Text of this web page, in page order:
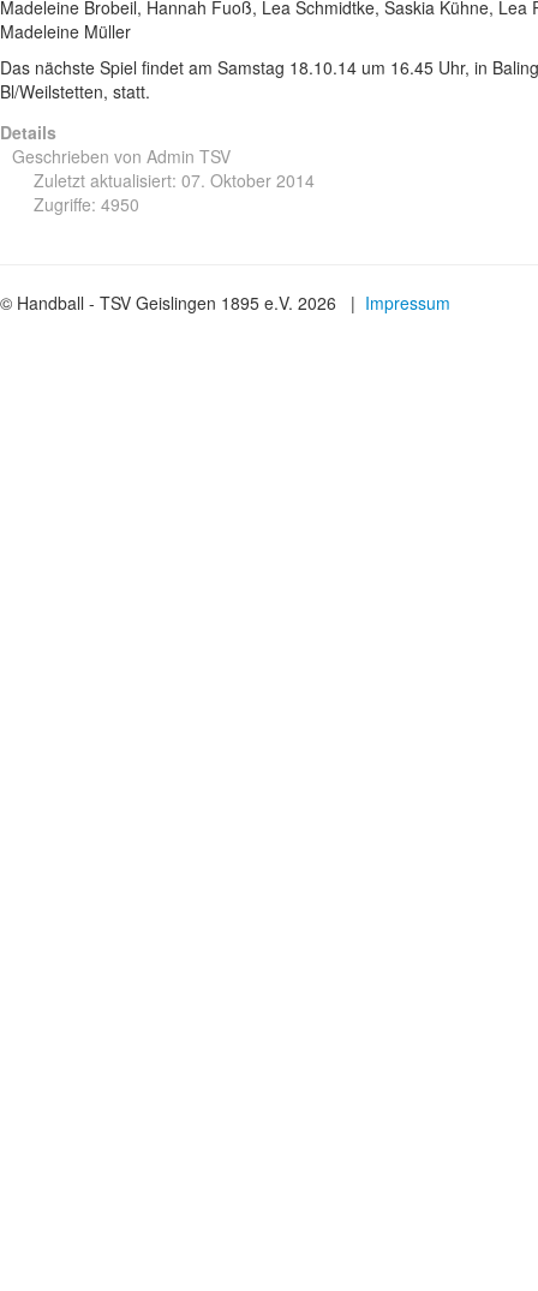
Madeleine Brobeil, Hannah Fuoß, Lea Schmidtke, Saskia Kühne,
Madeleine Müller
Das nächste Spiel findet am Samstag 18.10.14 um 16.45 Uhr, in
Bl/Weilstetten, statt.
Details
Geschrieben von Admin TSV
Zuletzt aktualisiert: 07. Oktober 2014
Zugriffe: 4950
© Handball - TSV Geislingen 1895 e.V. 2026 | Impressum